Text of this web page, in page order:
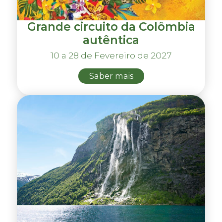
Grande circuito da Colômbia
autêntica
10 a 28 de Fevereiro de 2027
Saber mais